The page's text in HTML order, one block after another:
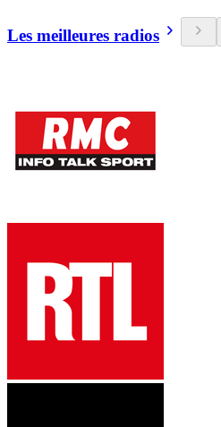
Les meilleures radios